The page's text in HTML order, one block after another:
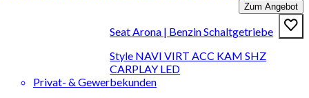
Zum Angebot
Seat Arona | Benzin Schaltgetriebe
Style NAVI VIRT ACC KAM SHZ
CARPLAY LED
Privat- & Gewerbekunden